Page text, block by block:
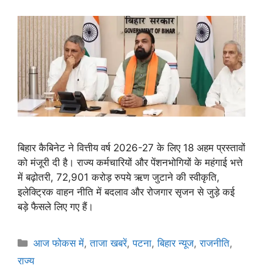
बिहार कैबिनेट ने वित्तीय वर्ष 2026-27 के लिए 18 अहम प्रस्तावों
को मंजूरी दी है। राज्य कर्मचारियों और पेंशनभोगियों के महंगाई भत्ते
में बढ़ोतरी, 72,901 करोड़ रुपये ऋण जुटाने की स्वीकृति,
इलेक्ट्रिक वाहन नीति में बदलाव और रोजगार सृजन से जुड़े कई
बड़े फैसले लिए गए हैं।
आज फोकस में,ताजा खबरें,पटना,बिहार न्यूज,राजनीति,
राज्य